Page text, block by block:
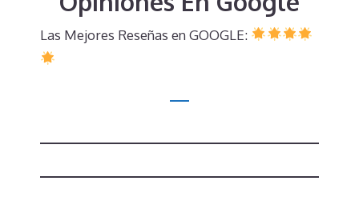
Las Mejores Reseñas en GOOGLE: